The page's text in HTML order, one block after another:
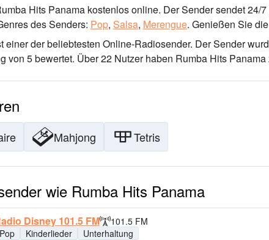
Hits Panama kostenlos online. Der Sender sendet 24/
des Senders: Pop, Salsa, Merengue. Genießen Sie
einer der beliebtesten Online-Radiosender. Der Sender
von 5 bewertet. Über 22 Nutzer haben Rumba Hits
Mahjong Tetris
wie Rumba Hits Panama
Disney 101.5 FM
101.5 FM
Pop
Kinderlieder
Unterhaltung